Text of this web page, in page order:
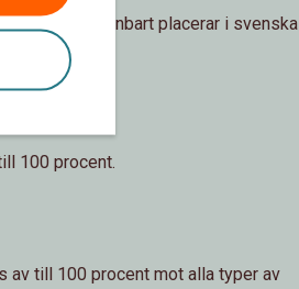
som enbart placerar i svenska
100 procent.
av till 100 procent mot alla typer av